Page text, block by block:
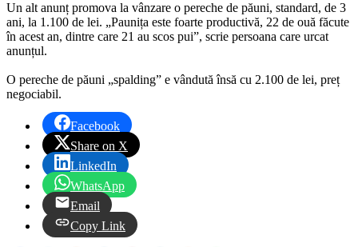
Un alt anunț promova la vânzare o pereche de păuni, standard, de 3
ani, la 1.100 de lei. „Paunița este foarte productivă, 22 de ouă făcute
în acest an, dintre care 21 au scos pui”, scrie persoana care urcat
anunțul.
O pereche de păuni „spalding” e vândută însă cu 2.100 de lei, preț
negociabil.
Facebook
Share on X
LinkedIn
WhatsApp
Email
Copy Link